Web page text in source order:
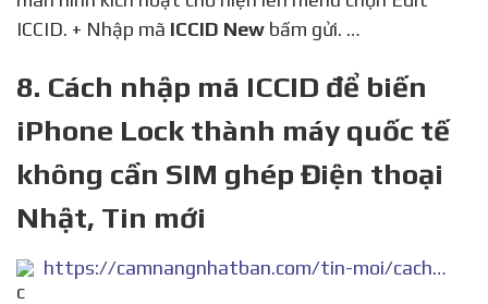
ICCID. + Nhập mã ICCID New bấm gửi. …
8. Cách nhập mã ICCID để biến
iPhone Lock thành máy quốc tế
không cần SIM ghép Điện thoại
Nhật, Tin mới
https://camnangnhatban.com/tin-moi/cach-nhap-ma-iccid-de-bien-iphone-lock-thanh-may-quoc-te-khong-can-sim-ghep.html